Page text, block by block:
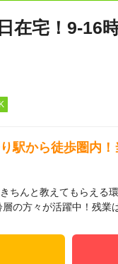
在宅！9-16
駅から徒歩圏内
ちんと教えてもらえる
の方々が活躍中！残業